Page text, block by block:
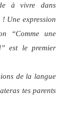
à vivre dans
Une expression
“Comme une
est le premier
de la langue
tes parents